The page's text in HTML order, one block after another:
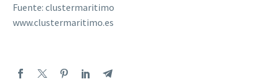
Fuente: clustermaritimo
www.clustermaritimo.es